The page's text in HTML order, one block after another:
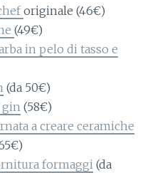
originale (46€)
(49€)
in pelo di tasso e
(da 50€)
gin(58€)
a creare ceramiche
formaggi(da